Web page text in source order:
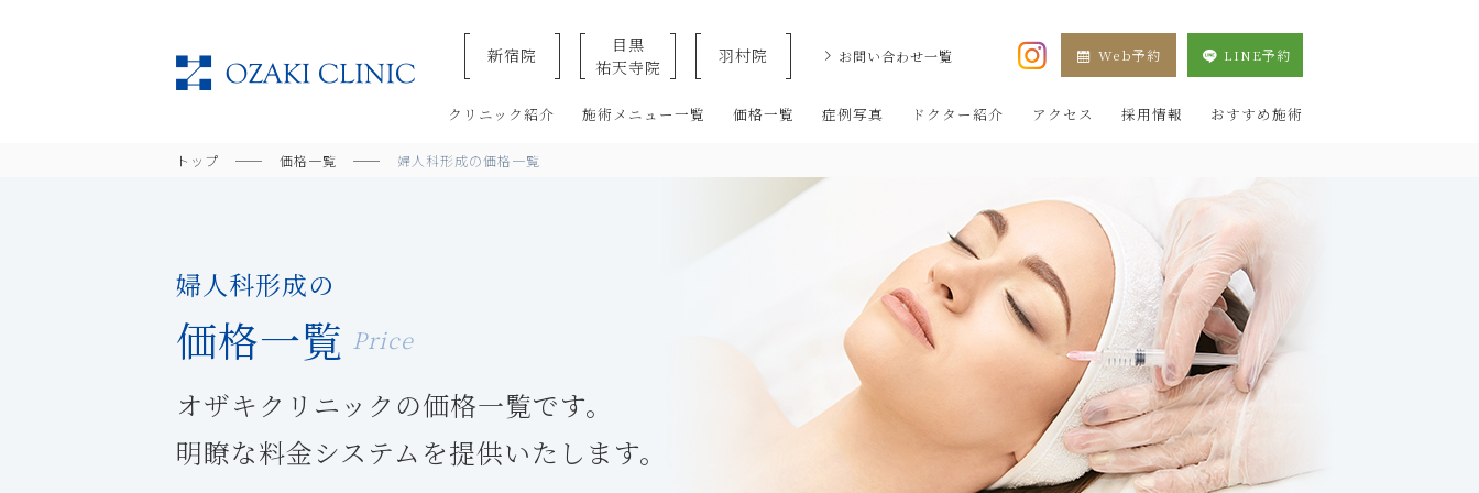
美容クリニックなら美容整形・美容外科・美容皮膚科のオザキクリニックLUXE 新宿院（目黒祐天寺・羽村） OZAKI CLINIC
新宿院
目黒
祐天寺院
羽村院 お問い合わせ一覧 Web予約 LINE予約
クリニック紹介 施術メニュー一覧 価格一覧 症例写真 ドクター紹介 アクセス 採用情報 おすすめ施術
トップ 価格一覧 婦人科形成の価格一覧
婦人科形成の
価格一覧 Price
オザキクリニックの価格一覧です。
明瞭な料金システムを提供いたします。